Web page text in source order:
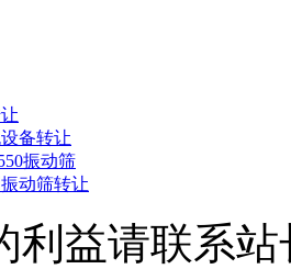
备转让
振动筛
动筛转让
利益请联系